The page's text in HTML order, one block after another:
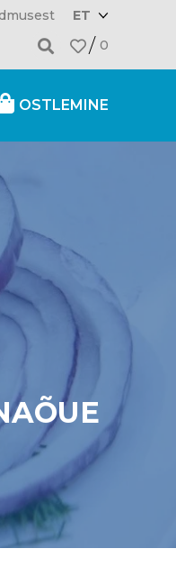
ET
0
OSTLEMINE